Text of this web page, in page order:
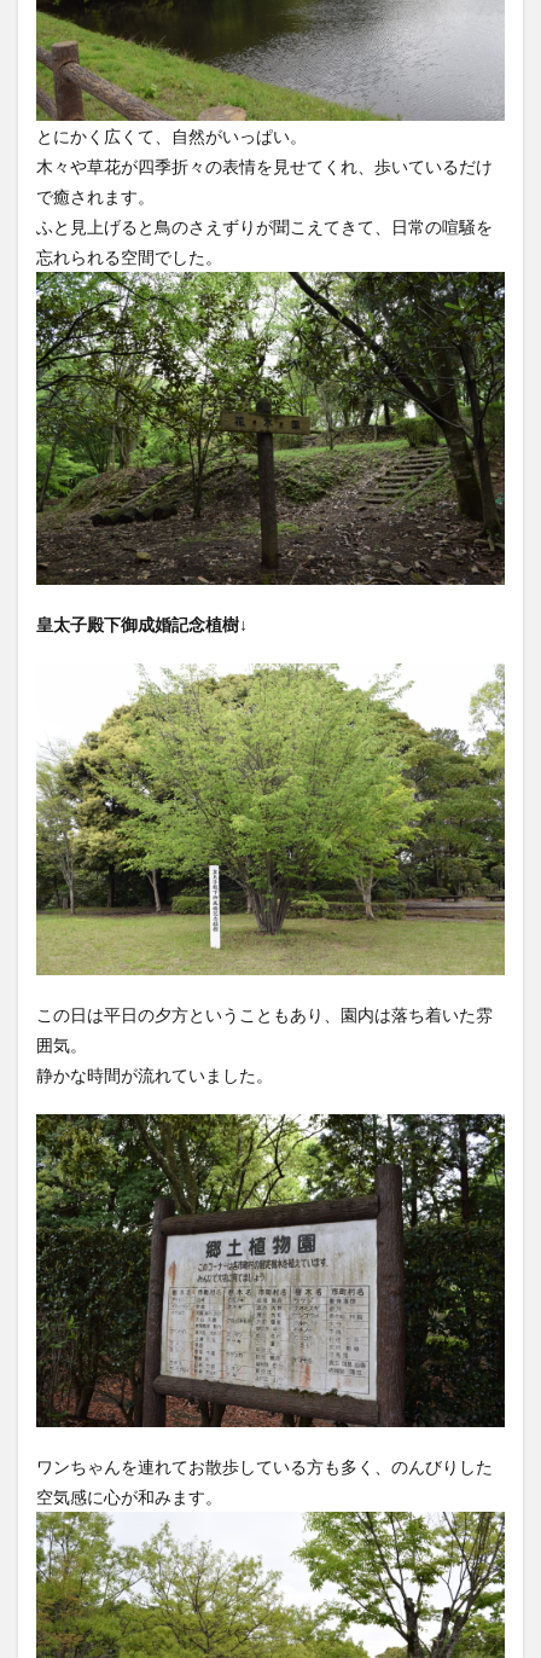
とにかく広くて、自然がいっぱい。
木々や草花が四季折々の表情を見せてくれ、歩いているだけ
で癒されます。
ふと見上げると鳥のさえずりが聞こえてきて、日常の喧騒を
忘れられる空間でした。
皇太子殿下御成婚記念植樹↓
この日は平日の夕方ということもあり、園内は落ち着いた雰
囲気。
静かな時間が流れていました。
ワンちゃんを連れてお散歩している方も多く、のんびりした
空気感に心が和みます。